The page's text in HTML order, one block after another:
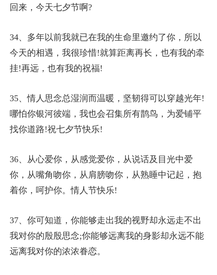
回来，今天七夕节啊?
34、多年以前我就已在我的生命里邀约了你，所以
今天的相遇，我很珍惜!就算距离再长，也有我的牵
挂!再远，也有我的祝福!
35、情人思念总湿润而温暖，坚韧得可以穿越光年!
哪怕你银河彼端，我也会召集所有鹊鸟，为爱铺平
找你道路!祝七夕节快乐!
36、从心爱你，从感觉爱你，从说话及目光中爱
你，从嘴角吻你，从肩膀吻你，从熟睡中记起，抱
着你，呵护你。情人节快乐!
37、你可知道，你能够走出我的视野却永远走不出
我对你的殷殷思念;你能够远离我的身影却永远不能
远离我对你的浓浓眷恋。